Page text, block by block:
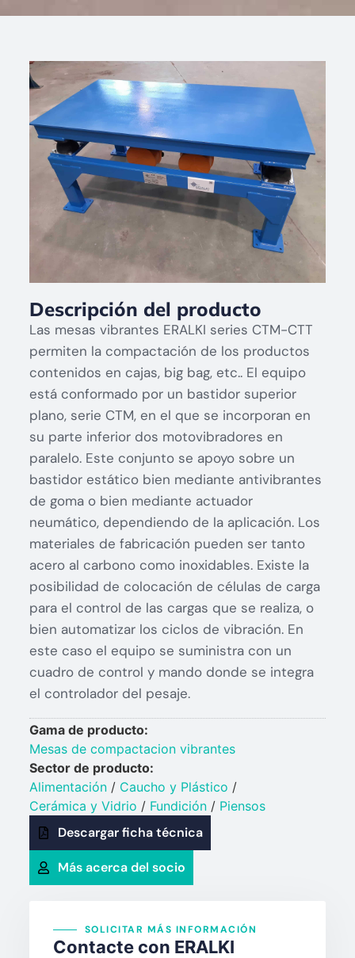
Descripción del producto
Las mesas vibrantes ERALKI series CTM-CTT
permiten la compactación de los productos
contenidos en cajas, big bag, etc.. El equipo
está conformado por un bastidor superior
plano, serie CTM, en el que se incorporan en
su parte inferior dos motovibradores en
paralelo. Este conjunto se apoyo sobre un
bastidor estático bien mediante antivibrantes
de goma o bien mediante actuador
neumático, dependiendo de la aplicación. Los
materiales de fabricación pueden ser tanto
acero al carbono como inoxidables. Existe la
posibilidad de colocación de células de carga
para el control de las cargas que se realiza, o
bien automatizar los ciclos de vibración. En
este caso el equipo se suministra con un
cuadro de control y mando donde se integra
el controlador del pesaje.
Gama de producto:
Mesas de compactacion vibrantes
Sector de producto:
Alimentación/ Caucho y Plástico​ /
Cerámica y Vidrio​ / Fundición/ Piensos
Descargar ficha técnica
Más acerca del socio
SOLICITAR MÁS INFORMACIÓN
Contacte con ERALKI